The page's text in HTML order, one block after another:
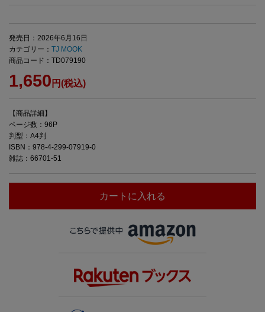
発売日：2026年6月16日
カテゴリー： TJ MOOK
商品コード：TD079190
1,650 円(税込)
【商品詳細】
ページ数：96P
判型：A4判
ISBN：978-4-299-07919-0
雑誌：66701-51
カートに入れる